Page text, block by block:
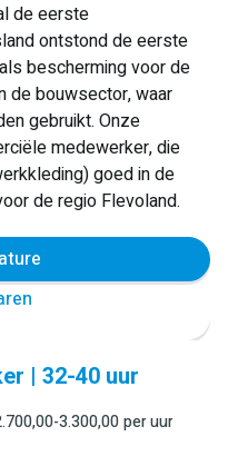
de eerste
ontstond de eerste
bescherming voor de
de bouwsector, waar
gebruikt. Onze
medewerker, die
goed in de
de regio Flevoland.
| 32-40 uur
-3.300,00per uur